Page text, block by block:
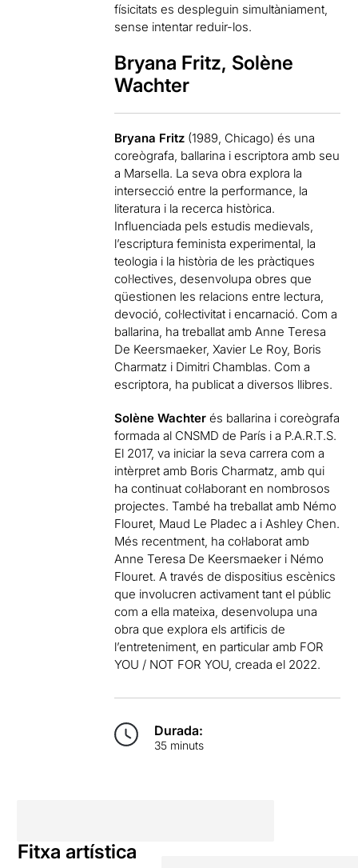
físicitats es despleguin simultàniament,
sense intentar reduir-los.
Bryana Fritz, Solène
Wachter
Bryana Fritz (1989, Chicago) és una
coreògrafa, ballarina i escriptora amb seu
a Marsella. La seva obra explora la
intersecció entre la performance, la
literatura i la recerca històrica.
Influenciada pels estudis medievals,
l’escriptura feminista experimental, la
teologia i la història de les pràctiques
col·lectives, desenvolupa obres que
qüestionen les relacions entre lectura,
devoció, col·lectivitat i encarnació. Com a
ballarina, ha treballat amb Anne Teresa
De Keersmaeker, Xavier Le Roy, Boris
Charmatz i Dimitri Chamblas. Com a
escriptora, ha publicat a diversos llibres.
Solène Wachterés ballarina i coreògrafa
formada al CNSMD de París i a P.A.R.T.S.
El 2017, va iniciar la seva carrera com a
intèrpret amb Boris Charmatz, amb qui
ha continuat col·laborant en nombrosos
projectes. També ha treballat amb Némo
Flouret, Maud Le Pladec a i Ashley Chen.
Més recentment, ha col·laborat amb
Anne Teresa De Keersmaeker i Némo
Flouret. A través de dispositius escènics
que involucren activament tant el públic
com a ella mateixa, desenvolupa una
obra que explora els artificis de
l’entreteniment, en particular amb FOR
YOU / NOT FOR YOU, creada el 2022.
Durada:
35 minuts
Fitxa artística